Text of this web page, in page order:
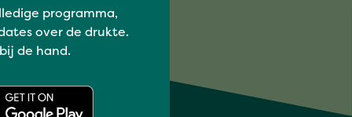
programma,
over de drukte.
de hand.